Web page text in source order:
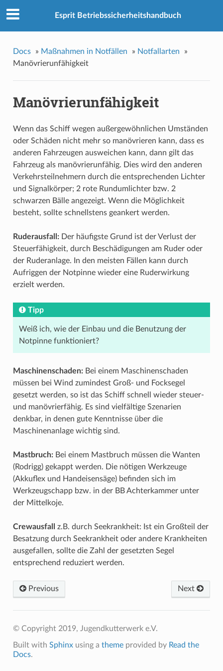
Esprit Betriebssicherheitshandbuch
Docs » Maßnahmen in Notfällen » Notfallarten
»
Manövrierunfähigkeit
Manövrierunfähigkeit
Wenn das Schiff wegen außergewöhnlichen Umständen
oder Schäden nicht mehr so manövrieren kann, dass es
anderen Fahrzeugen ausweichen kann, dann gilt das
Fahrzeug als manövrierunfähig. Dies wird den anderen
Verkehrsteilnehmern durch die entsprechenden Lichter
und Signalkörper; 2 rote Rundumlichter bzw. 2
schwarzen Bälle angezeigt. Wenn die Möglichkeit
besteht, sollte schnellstens geankert werden.
Ruderausfall:Der häufigste Grund ist der Verlust der
Steuerfähigkeit, durch Beschädigungen am Ruder oder
der Ruderanlage. In den meisten Fällen kann durch
Aufriggen der Notpinne wieder eine Ruderwirkung
erzielt werden.
Tipp
Weiß ich, wie der Einbau und die Benutzung der
Notpinne funktioniert?
Maschinenschaden:Bei einem Maschinenschaden
müssen bei Wind zumindest Groß- und Focksegel
gesetzt werden, so ist das Schiff schnell wieder steuer-
und manövrierfähig. Es sind vielfältige Szenarien
denkbar, in denen gute Kenntnisse über die
Maschinenanlage wichtig sind.
Mastbruch:Bei einem Mastbruch müssen die Wanten
(Rodrigg) gekappt werden. Die nötigen Werkzeuge
(Akkuflex und Handeisensäge) befinden sich im
Werkzeugschapp bzw. in der BB Achterkammer unter
der Mittelkoje.
Crewausfall
z.B. durch Seekrankheit: Ist ein Großteil der
Besatzung durch Seekrankheit oder andere Krankheiten
ausgefallen, sollte die Zahl der gesetzten Segel
entsprechend reduziert werden.
Next
Previous
© Copyright 2019, Jugendkutterwerk e.V.
Built with Sphinxusing a themeprovided by Read the
Docs.